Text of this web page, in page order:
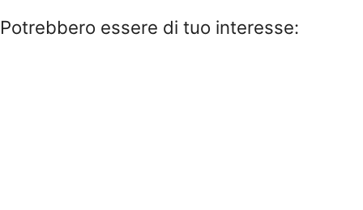
Potrebbero essere di tuo interesse: